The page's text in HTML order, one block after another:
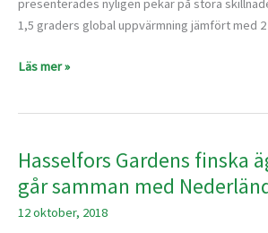
presenterades nyligen pekar på stora
1,5 graders global uppvärmning jämfört med
Läs mer »
Hasselfors Gardens finska
går samman med
12 oktober, 2018
Hasselfors
Gardens
finska
ägare